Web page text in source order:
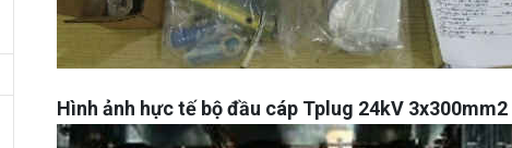
Hình ảnh hực tế bộ đầu cáp Tplug 24kV 3x300mm2